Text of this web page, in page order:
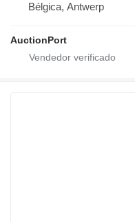
Bélgica, Antwerp
AuctionPort